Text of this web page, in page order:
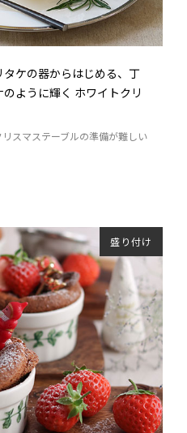
ケの器からはじめる、丁
ように輝く ホワイトクリ
スマステーブルの準備が難しい
盛り付け